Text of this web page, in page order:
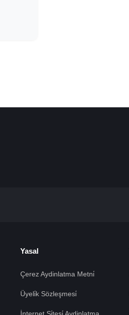
Yasal
Çerez Aydinlatma Metni̇
Üyeli̇k Sözleşmesi̇